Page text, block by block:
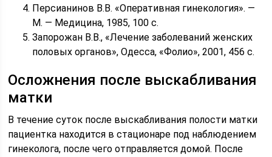
Персианинов В.В. «Оперативная гинекология». —
М. — Медицина, 1985, 100 с.
Запорожан В.В., «Лечение заболеваний женских
половых органов», Одесса, «Фолио», 2001, 456 с.
Осложнения после выскабливания
матки
В течение суток после выскабливания полости матки
пациентка находится в стационаре под наблюдением
гинеколога, после чего отправляется домой. После